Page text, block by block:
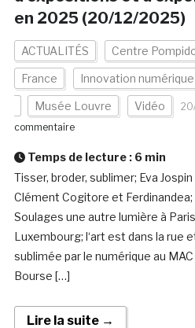
en 2025 (20/12/2025)
ACTUALITÉS Centre
France Innovation numérique
Musée Louvre Vidéo
commentaire
Temps de lecture : 6 min
Tisser, broder, sublimer; Eva
Clément Cogitore et
Soulages une autre lumière à
Luxembourg; l‘art est dans la rue
sublimée par le numérique au
Bourse […]
Lire la suite →